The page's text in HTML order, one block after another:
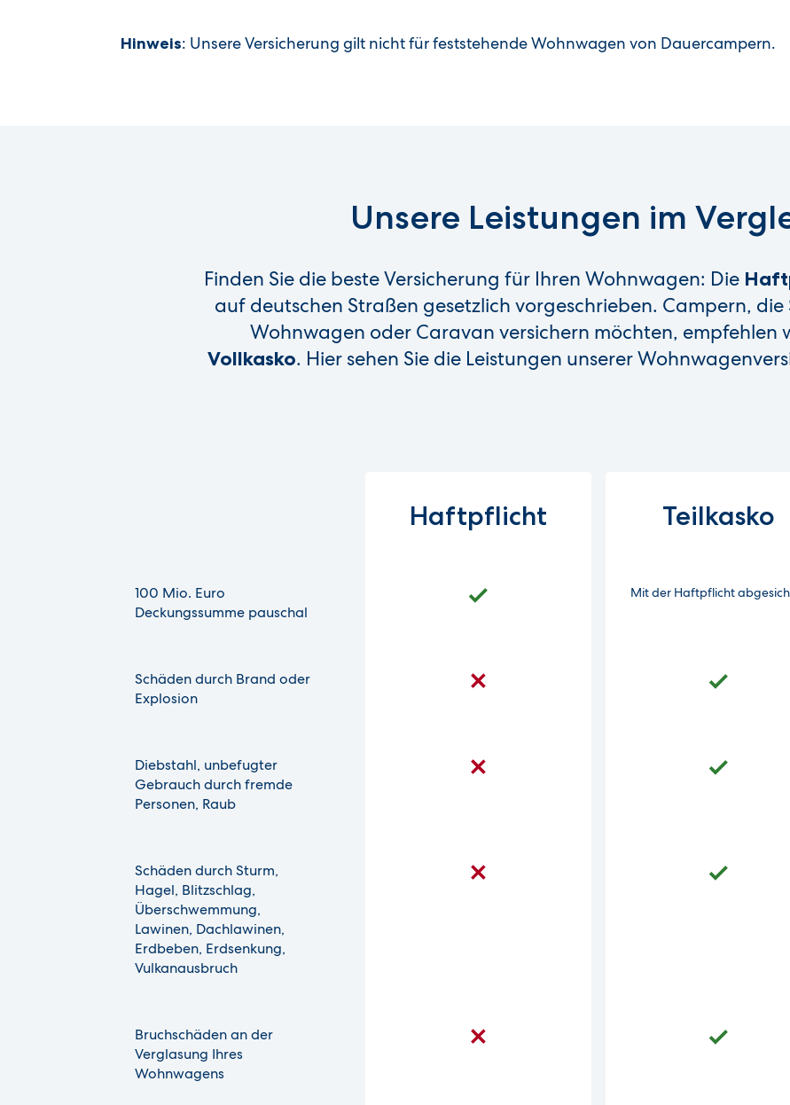
Hinweis: Unsere Versicherung gilt nicht für feststehende Wohnwagen von Dauercampern.
Unsere Leistungen im
Finden Sie die beste Versicherung für Ihren Wohnwagen: Die
auf deutschen Straßen gesetzlich vorgeschrieben. Campern,
Wohnwagen oder Caravan versichern möchten, empfehlen
Vollkasko. Hier sehen Sie die Leistungen unserer
Haftpflicht Teilkasko
100 Mio. Euro
Deckungssumme pauschal
Mit der Haftpflicht
Schäden durch Brand oder
Explosion
Diebstahl, unbefugter
Gebrauch durch fremde
Personen, Raub
Schäden durch Sturm,
Hagel, Blitzschlag,
Überschwemmung,
Lawinen, Dachlawinen,
Erdbeben, Erdsenkung,
Vulkanausbruch
Bruchschäden an der
Verglasung Ihres
Wohnwagens